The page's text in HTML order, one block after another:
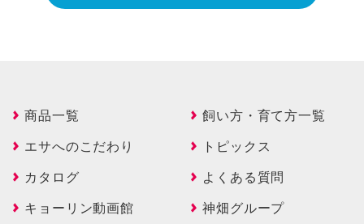
商品一覧
飼い方・育て方一覧
エサへのこだわり
トピックス
カタログ
よくある質問
キョーリン動画館
神畑グループ